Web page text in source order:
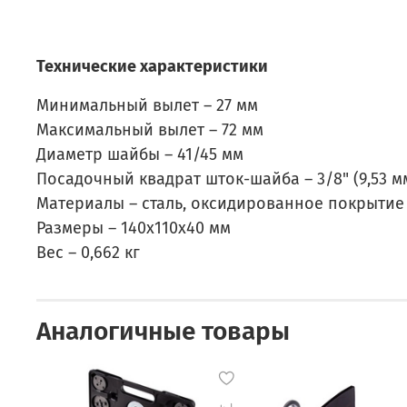
Технические характеристики
Минимальный вылет – 27 мм
Максимальный вылет – 72 мм
Диаметр шайбы – 41/45 мм
Посадочный квадрат шток-шайба – 3/8" (9,53
Материалы – сталь, оксидированное покрытие
Размеры – 140х110х40 мм
Вес – 0,662 кг
Аналогичные товары